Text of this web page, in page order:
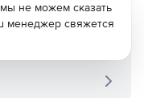
не можем сказать
менеджер свяжется